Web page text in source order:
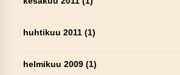
huhtikuu 2011(1)
helmikuu 2009(1)